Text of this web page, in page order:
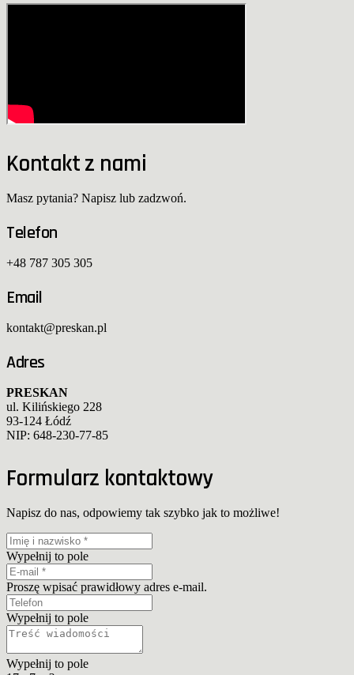
Kontakt z nami
Masz pytania? Napisz lub zadzwoń.
Telefon
+48 787 305 305
Email
kontakt@preskan.pl
Adres
PRESKAN
ul. Kilińskiego 228
93-124 Łódź
NIP: 648-230-77-85
Formularz kontaktowy
Napisz do nas, odpowiemy tak szybko jak to możliwe!
Wypełnij to pole
Proszę wpisać prawidłowy adres e-mail.
Wypełnij to pole
Wypełnij to pole